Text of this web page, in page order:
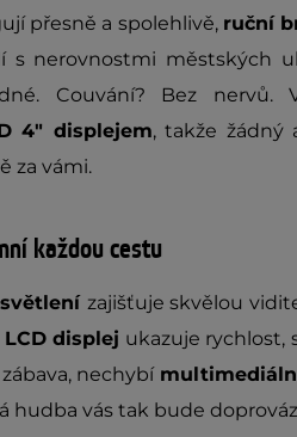
přesně a spolehlivě, ruční
s nerovnostmi městských
Couvání? Bez
4" displejem, takže žádný
za vámi.
každou cestu
zajišťuje skvělou
LCD displej ukazuje rychlost,
nechybí
hudba vás tak bude